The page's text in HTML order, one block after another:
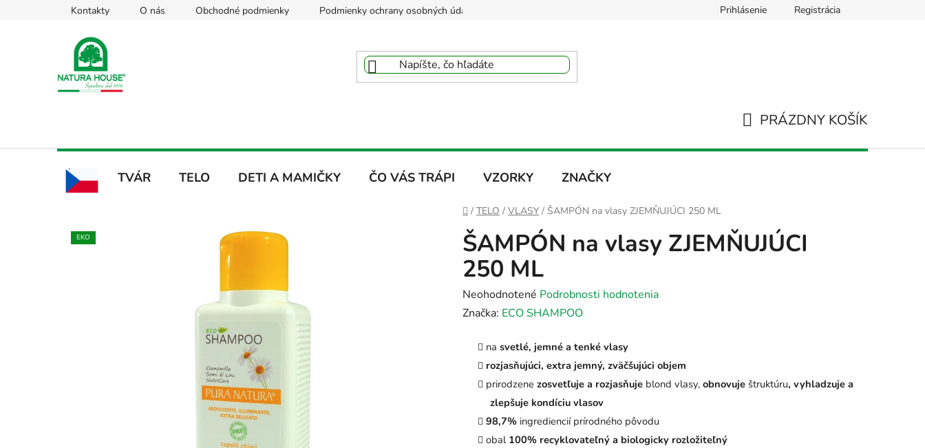
Kontakty O nás Obchodné podmienky Podmienky ochrany osobných údajov Používanie súborov Cookies Hodnotenie obchodu
Prihlásenie Registrácia
PRÁZDNY KOŠÍK
CZ
TVÁR TELO DETI A MAMIČKY ČO VÁS TRÁPI VZORKY ZNAČKY
Domov
/ TELO / VLASY / ŠAMPÓN na vlasy ZJEMŇUJÚCI 250 ML
ŠAMPÓN na vlasy ZJEMŇUJÚCI
250 ML
Priemerné
hodnotenie
hviezdičiek.
Neohodnotené Podrobnosti hodnotenia
Značka: ECO SHAMPOO
na svetlé, jemné a tenké vlasy
rozjasňujúci, extra jemný, zväčšujúci objem
prirodzene zosvetľuje a rozjasňuje blond vlasy, obnovuje štruktúru, vyhladzuje a
zlepšuje kondíciu vlasov
98,7% ingrediencií prírodného pôvodu
obal 100% recyklovateľný a biologicky rozložiteľný
EKO